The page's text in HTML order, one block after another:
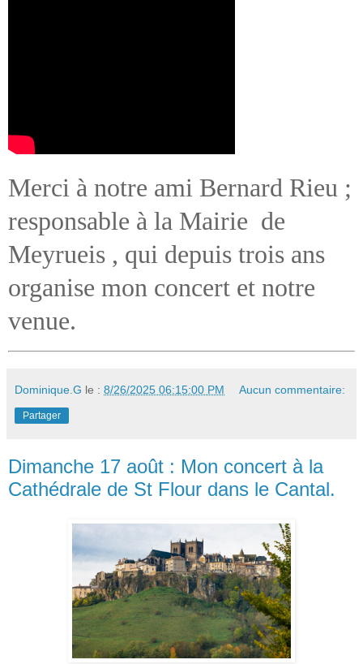
Merci à notre ami Bernard Rieu ;
responsable à la Mairie de
Meyrueis , qui depuis trois ans
organise mon concert et notre
venue.
Dominique.G le : 8/26/2025 06:15:00 PM Aucun commentaire:
Partager
Dimanche 17 août : Mon concert à la
Cathédrale de St Flour dans le Cantal.